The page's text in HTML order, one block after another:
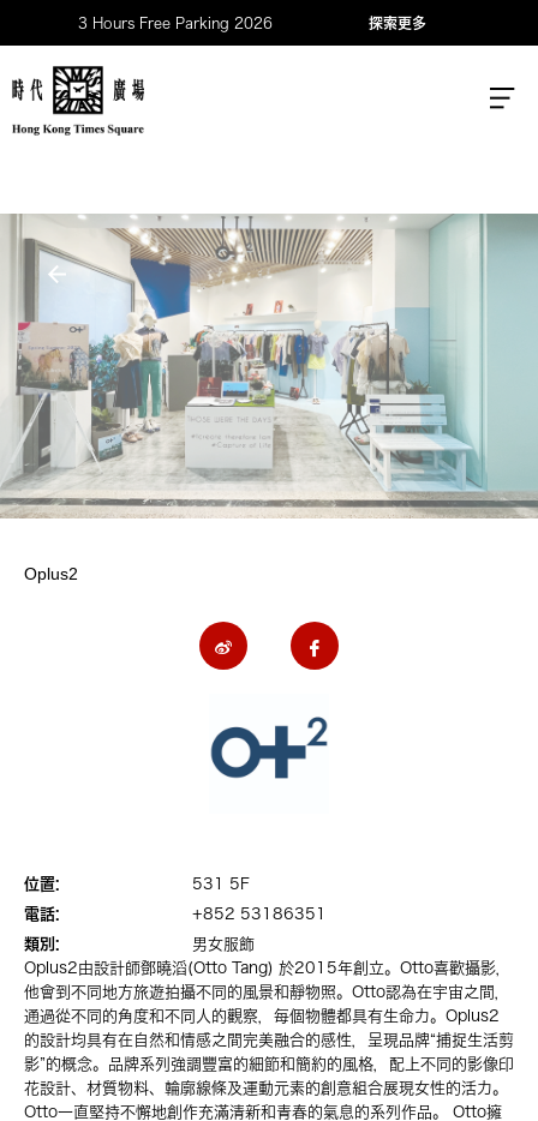
3 Hours Free Parking 2026 探索更多
Oplus2
位置:
531 5F
電話:
+852 53186351
類別:
男女服飾
Oplus2由設計師鄧曉滔(Otto Tang) 於2015年創立。Otto喜歡攝影，
他會到不同地方旅遊拍攝不同的風景和靜物照。Otto認為在宇宙之間，
通過從不同的角度和不同人的觀察，每個物體都具有生命力。Oplus2
的設計均具有在自然和情感之間完美融合的感性，呈現品牌“捕捉生活剪
影”的概念。品牌系列強調豐富的細節和簡約的風格，配上不同的影像印
花設計、材質物料、輪廓線條及運動元素的創意組合展現女性的活力。
Otto一直堅持不懈地創作充滿清新和青春的氣息的系列作品。 Otto擁